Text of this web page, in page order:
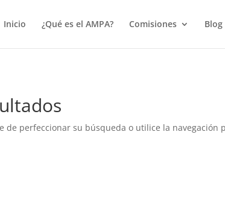
Inicio
¿Qué es el AMPA? Comisiones Blog
de perfeccionar su búsqueda o utilice la navegación